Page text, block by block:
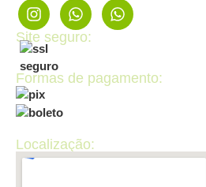
Site seguro:
Formas de pagamento:
Localização: